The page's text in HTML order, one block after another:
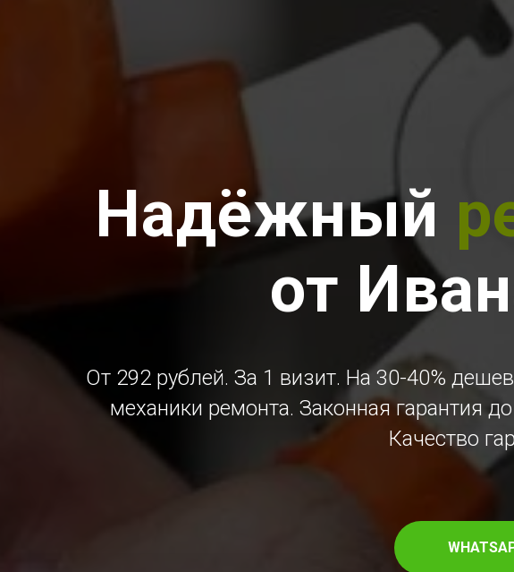
Надёжный
от
От 292 рублей. За 1 визит. На 30-40%
механики ремонта. Законная гарантия
Качество